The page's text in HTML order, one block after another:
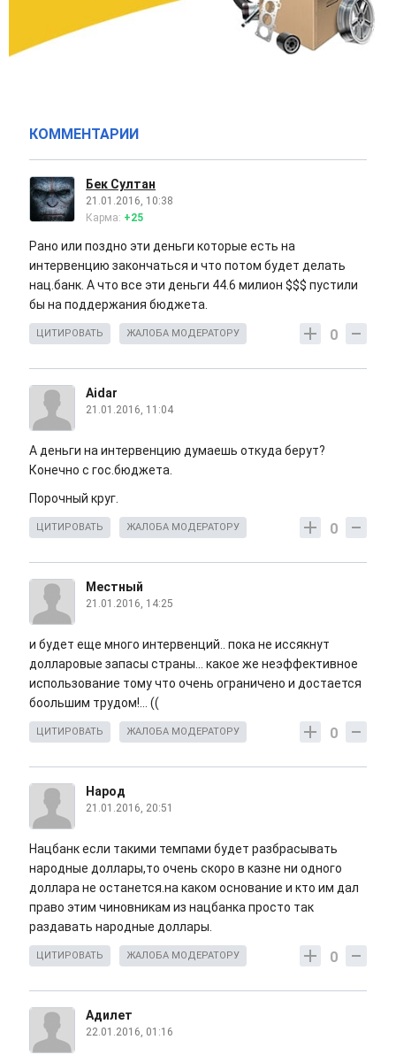
КОММЕНТАРИИ
Бек Султан
21.01.2016, 10:38
Карма: +25
Рано или поздно эти деньги которые есть на
интервенцию закончаться и что потом будет делать
нац.банк. А что все эти деньги 44.6 милион $$$ пустили
бы на поддержания бюджета.
0
ЦИТИРОВАТЬ ЖАЛОБА МОДЕРАТОРУ
Aidar
21.01.2016, 11:04
А деньги на интервенцию думаешь откуда берут?
Конечно с гос.бюджета.
Порочный круг.
0
ЦИТИРОВАТЬ ЖАЛОБА МОДЕРАТОРУ
Местный
21.01.2016, 14:25
и будет еще много интервенций.. пока не иссякнут
долларовые запасы страны... какое же неэффективное
использование тому что очень ограничено и достается
боольшим трудом!... ((
0
ЦИТИРОВАТЬ ЖАЛОБА МОДЕРАТОРУ
Народ
21.01.2016, 20:51
Нацбанк если такими темпами будет разбрасывать
народные доллары,то очень скоро в казне ни одного
доллара не останется.на каком основание и кто им дал
право этим чиновникам из нацбанка просто так
раздавать народные доллары.
0
ЦИТИРОВАТЬ ЖАЛОБА МОДЕРАТОРУ
Адилет
22.01.2016, 01:16